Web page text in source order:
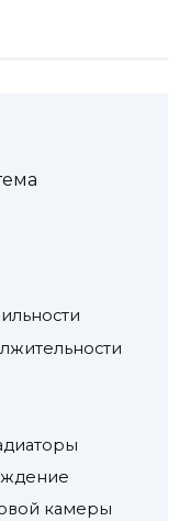
камеры